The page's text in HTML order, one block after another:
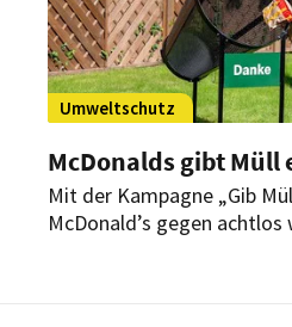
Umweltschutz
McDonalds gibt Müll
Mit der Kampagne „Gib
McDonald’s gegen